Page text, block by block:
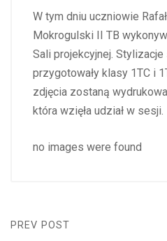
W tym dniu uczniowie
Mokrogulski II TB
Sali projekcyjnej.
przygotowały klasy 1TC i
zdjęcia zostaną
która wzięła udział w sesji.
no images were found
PREV POST